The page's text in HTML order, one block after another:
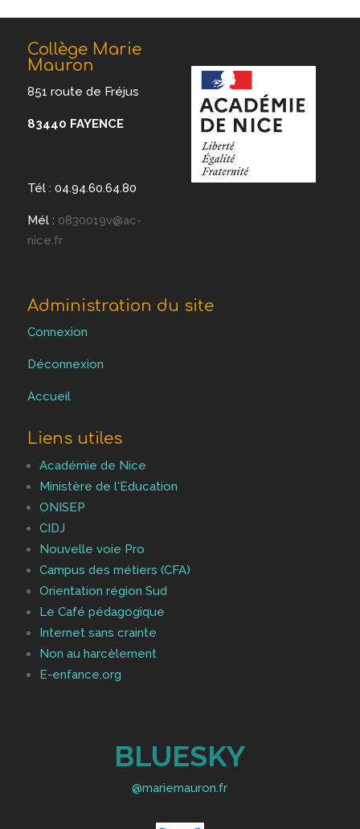
Collège Marie
Mauron
851 route de Fréjus
83440 FAYENCE
Tél : 04.94.60.64.80
Mél : 0830019v@ac-
nice.fr
Administration du site
Connexion
Déconnexion
Accueil
Liens utiles
Académie de Nice
Ministère de l'Education
ONISEP
CIDJ
Nouvelle voie Pro
Campus des métiers (CFA)
Orientation région Sud
Le Café pédagogique
Internet sans crainte
Non au harcèlement
E-enfance.org
BLUESKY
@mariemauron.fr